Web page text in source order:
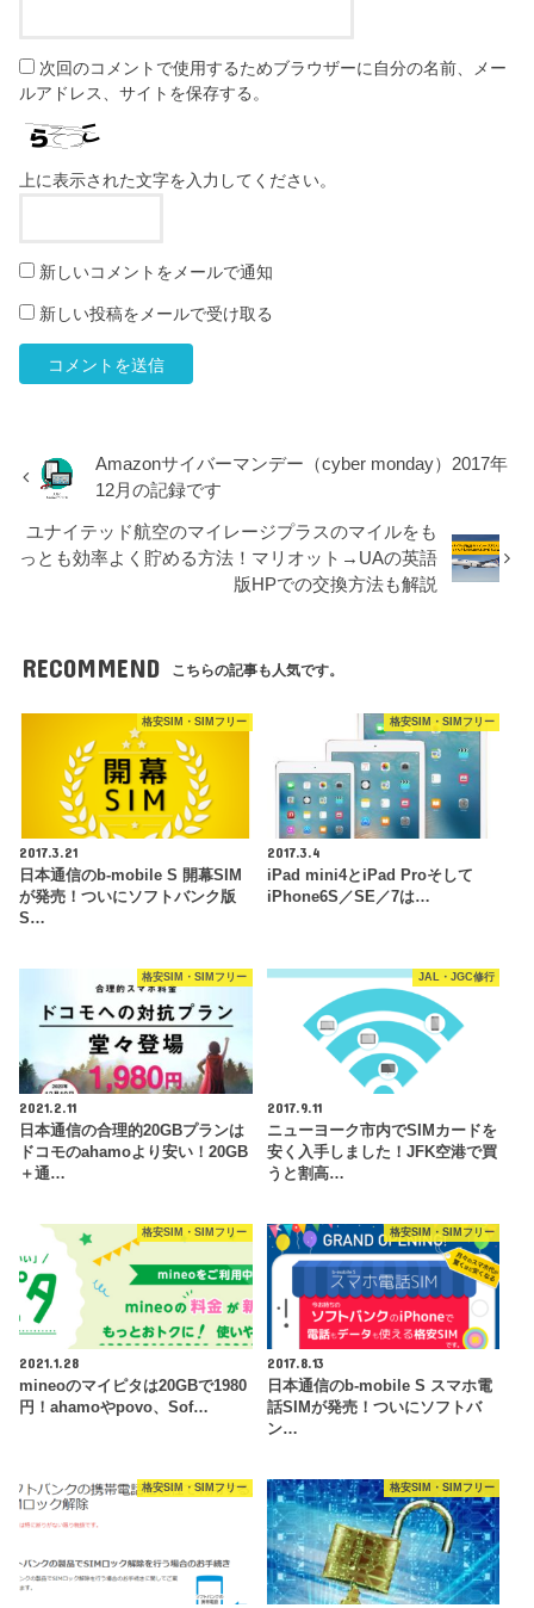
次回のコメントで使用するためブラウザーに自分の名前、メー
ルアドレス、サイトを保存する。
上に表示された文字を入力してください。
新しいコメントをメールで通知
新しい投稿をメールで受け取る
Amazonサイバーマンデー（cyber monday）2017年
12月の記録です
ユナイテッド航空のマイレージプラスのマイルをも
っとも効率よく貯める方法！マリオット→UAの英語
版HPでの交換方法も解説
RECOMMEND こちらの記事も人気です。
格安SIM・SIMフリー
2017.3.21
日本通信のb-mobile S 開幕SIM
が発売！ついにソフトバンク版
S…
格安SIM・SIMフリー
2017.3.4
iPad mini4とiPad Proそして
iPhone6S／SE／7は…
格安SIM・SIMフリー
2021.2.11
日本通信の合理的20GBプランは
ドコモのahamoより安い！20GB
＋通…
JAL・JGC修行
2017.9.11
ニューヨーク市内でSIMカードを
安く入手しました！JFK空港で買
うと割高…
格安SIM・SIMフリー
2021.1.28
mineoのマイピタは20GBで1980
円！ahamoやpovo、Sof…
格安SIM・SIMフリー
2017.8.13
日本通信のb-mobile S スマホ電
話SIMが発売！ついにソフトバ
ン…
格安SIM・SIMフリー 格安SIM・SIMフリー